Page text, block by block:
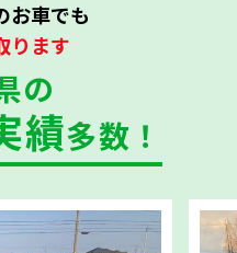
お車でも
ります
の
績多数！